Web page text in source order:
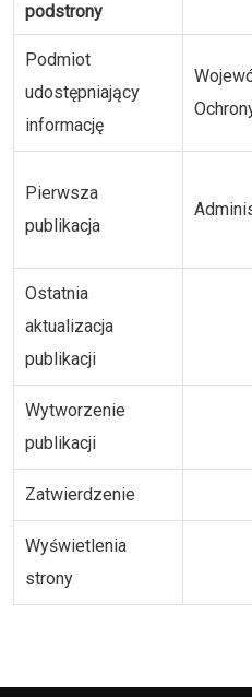
podstrony
Podmiot
udostępniający
informację
Pierwsza
publikacja
Ostatnia
aktualizacja
publikacji
Wytworzenie
publikacji
Zatwierdzenie
Wyświetlenia
strony